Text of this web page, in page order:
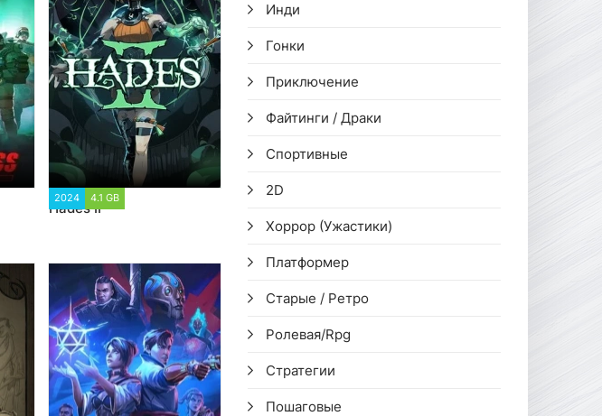
2024 4.1 GB
Hades II
Инди
Гонки
Приключение
Файтинги / Драки
Спортивные
2D
Хоррор (Ужастики)
Платформер
Старые / Ретро
Ролевая/Rpg
Стратегии
Пошаговые